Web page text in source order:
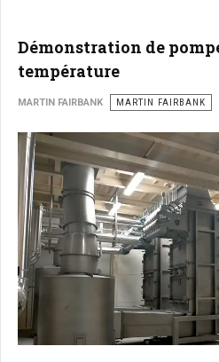
Démonstration de
température
MARTIN FAIRBANK MARTIN FAIRBANK